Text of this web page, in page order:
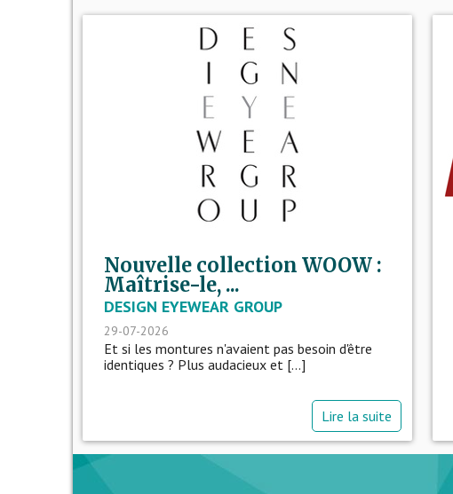
Nouvelle collection WOOW :
Maîtrise-le, ...
DESIGN EYEWEAR GROUP
29-07-2026
Et si les montures n'avaient pas besoin d'être
identiques ? Plus audacieux et [...]
Lire la suite